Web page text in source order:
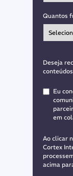
Quantos
Deseja
Eu
em
Ao clicar
Cortex
acima